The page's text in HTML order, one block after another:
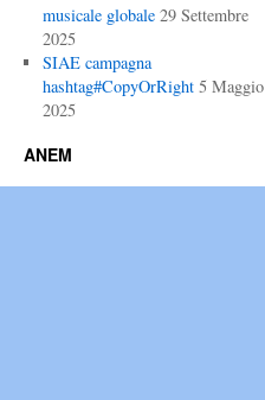
musicale globale 29 Settembre
2025
SIAE campagna
hashtag#CopyOrRight 5 Maggio
2025
ANEM